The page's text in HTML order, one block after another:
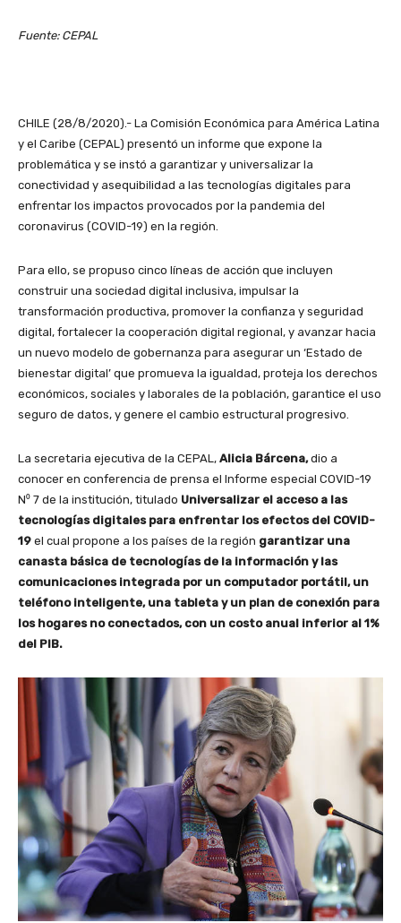
Fuente: CEPAL
CHILE (28/8/2020).- La Comisión Económica para América Latina
y el Caribe (CEPAL) presentó un informe que expone la
problemática y se instó a garantizar y universalizar la
conectividad y asequibilidad a las tecnologías digitales para
enfrentar los impactos provocados por la pandemia del
coronavirus (COVID-19) en la región.
Para ello, se propuso cinco líneas de acción que incluyen
construir una sociedad digital inclusiva, impulsar la
transformación productiva, promover la confianza y seguridad
digital, fortalecer la cooperación digital regional, y avanzar hacia
un nuevo modelo de gobernanza para asegurar un ‘Estado de
bienestar digital’ que promueva la igualdad, proteja los derechos
económicos, sociales y laborales de la población, garantice el uso
seguro de datos, y genere el cambio estructural progresivo.
La secretaria ejecutiva de la CEPAL, Alicia Bárcena,dio a
conocer en conferencia de prensa el Informe especial COVID-19
N⁰ 7 de la institución, titulado Universalizar el acceso a las
tecnologías digitales para enfrentar los efectos del COVID-
19 el cual propone a los países de la región garantizar una
canasta básica de tecnologías de la información y las
comunicaciones integrada por un computador portátil, un
teléfono inteligente, una tableta y un plan de conexión para
los hogares no conectados, con un costo anual inferior al 1%
del PIB.